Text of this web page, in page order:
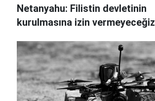
Netanyahu: Filistin devletinin
kurulmasına izin vermeyeceğiz